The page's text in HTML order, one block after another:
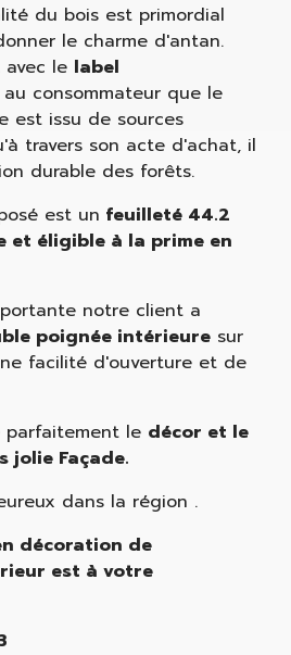
du bois est primordial
le charme d'antan.
avec le label
consommateur que le
est issu de sources
travers son acte d'achat, il
durable des forêts.
est un feuilleté 44.2
et éligible à la prime en
notre client a
poignée intérieuresur
facilité d'ouverture et de
parfaitement le décor et le
jolie Façade.
dans la région .
décoration de
est à votre